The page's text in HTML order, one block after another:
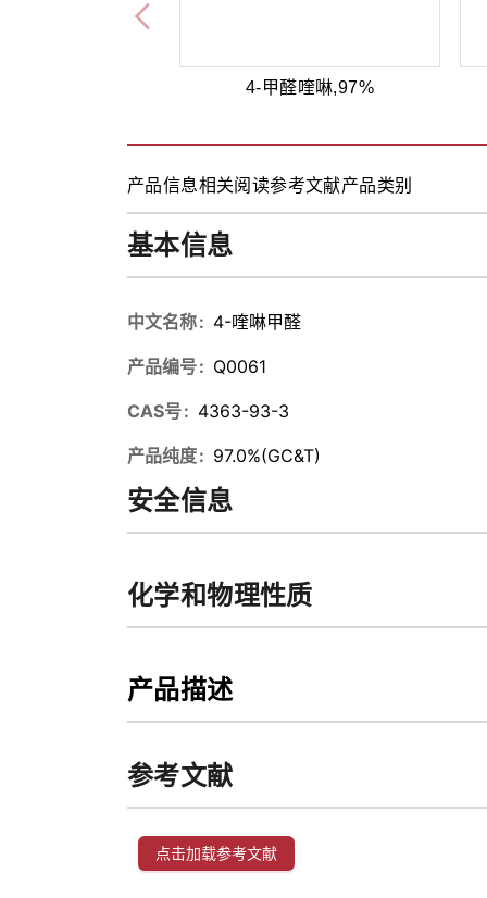
4-甲醛喹啉,97%
产品信息相关阅读参考文献产品类别
基本信息
中文名称 4-喹啉甲醛
产品编号 Q0061
CAS号 4363-93-3
产品纯度 97.0%(GC&T)
安全信息
化学和物理性质
产品描述
参考文献
点击加载参考文献